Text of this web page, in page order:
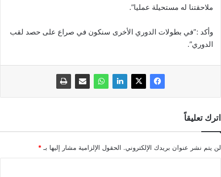
ملاحقتنا له مستحيلة عمليا”.
وأكد :”في بطولات الدوري الأخرى سنكون في صراع على حصد لقب
الدوري”.
اترك تعليقاً
لن يتم نشر عنوان بريدك الإلكتروني. الحقول الإلزامية مشار إليها بـ *